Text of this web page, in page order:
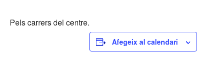
Pels carrers del centre.
Afegeix al calendari